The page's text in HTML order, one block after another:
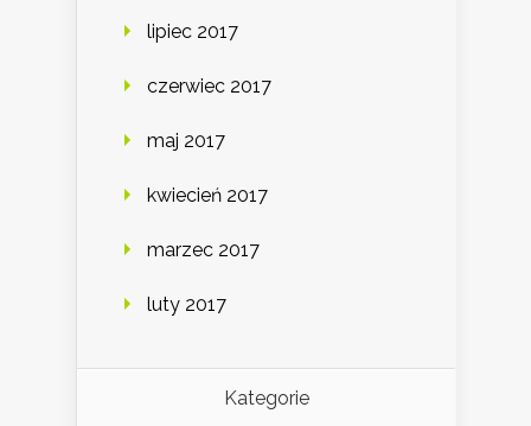
lipiec 2017
czerwiec 2017
maj 2017
kwiecień 2017
marzec 2017
luty 2017
Kategorie